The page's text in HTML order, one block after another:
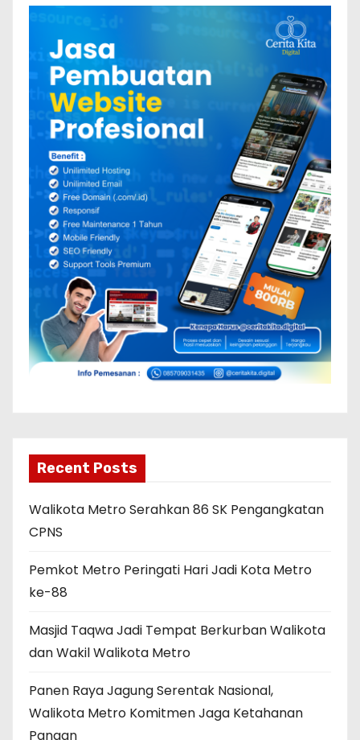
Recent Posts
Walikota Metro Serahkan 86 SK Pengangkatan
CPNS
Pemkot Metro Peringati Hari Jadi Kota Metro
ke-88
Masjid Taqwa Jadi Tempat Berkurban Walikota
dan Wakil Walikota Metro
Panen Raya Jagung Serentak Nasional,
Walikota Metro Komitmen Jaga Ketahanan
Pangan